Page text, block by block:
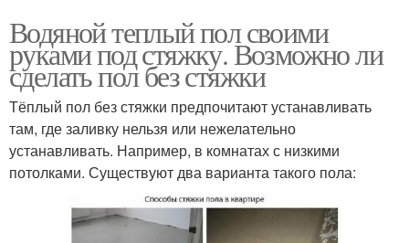
Водяной теплый пол своими
руками под стяжку. Возможно ли
сделать пол без стяжки
Тёплый пол без стяжки предпочитают устанавливать
там, где заливку нельзя или нежелательно
устанавливать. Например, в комнатах с низкими
потолками. Существуют два варианта такого пола: